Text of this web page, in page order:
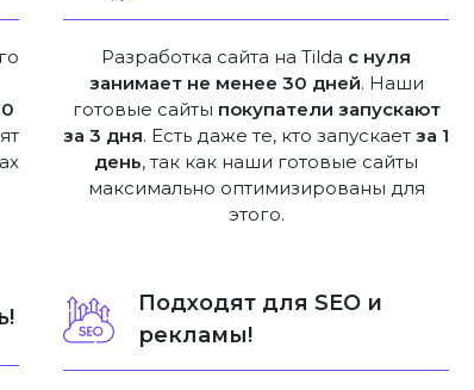
Разработка сайта на Tilda с нуля
занимает не менее 30 дней. Наши
готовые сайты покупатели запускают
за 3 дня. Есть даже те, кто запускает за 1
день, так как наши готовые сайты
максимально оптимизированы для
этого.
Подходят для SEO и
рекламы!